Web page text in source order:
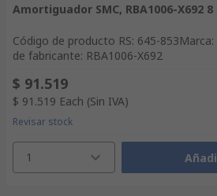
Amortiguador SMC, RBA1006-X692
Código de producto RS: 645-853Marca:
de fabricante: RBA1006-X692
$ 91.519
$ 91.519 Each (Sin IVA)
Revisar stock
1